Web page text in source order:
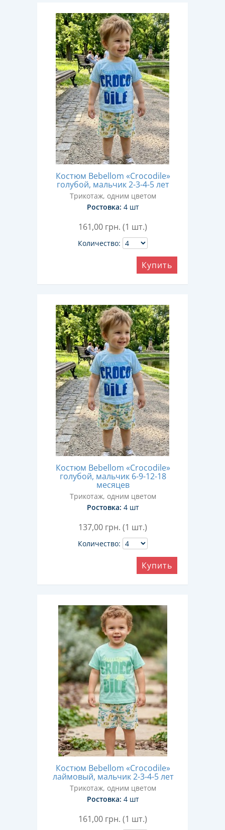
Костюм Bebellom «Crocodile»
голубой, мальчик 2-3-4-5 лет
Трикотаж, одним цветом
Ростовка: 4 шт
161,00 грн. (1 шт.)
Количество:
Купить
Костюм Bebellom «Crocodile»
голубой, мальчик 6-9-12-18
месяцев
Трикотаж, одним цветом
Ростовка: 4 шт
137,00 грн. (1 шт.)
Количество:
Купить
Костюм Bebellom «Crocodile»
лаймовый, мальчик 2-3-4-5 лет
Трикотаж, одним цветом
Ростовка: 4 шт
161,00 грн. (1 шт.)